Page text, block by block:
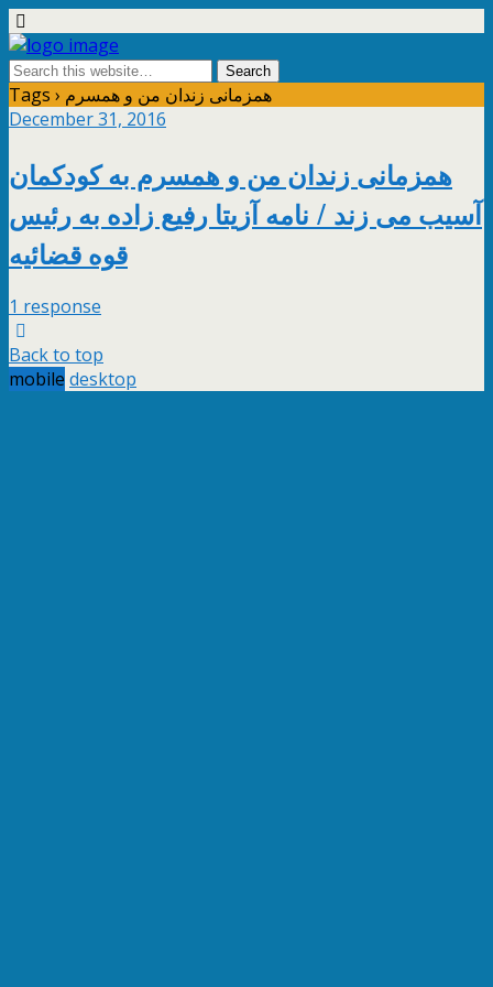
Tags › همزمانی زندان من و همسرم
December 31, 2016
همزمانی زندان من و همسرم به کودکمان
آسیب می زند / نامه آزیتا رفیع زاده به رئیس
قوه قضائیه
1 response
Back to top
mobile desktop